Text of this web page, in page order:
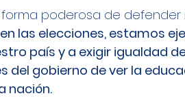
poderosa de
las elecciones, estamos
país y a exigir igualdad
del gobierno de ver la
nación.